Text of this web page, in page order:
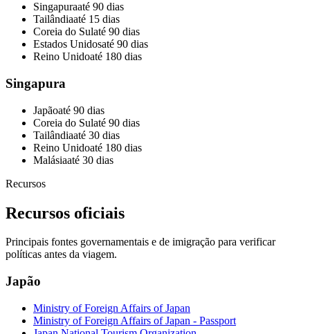
Singapuraaté 90 dias
Tailândiaaté 15 dias
Coreia do Sulaté 90 dias
Estados Unidosaté 90 dias
Reino Unidoaté 180 dias
Singapura
Japãoaté 90 dias
Coreia do Sulaté 90 dias
Tailândiaaté 30 dias
Reino Unidoaté 180 dias
Malásiaaté 30 dias
Recursos
Recursos oficiais
Principais fontes governamentais e de imigração para verificar
políticas antes da viagem.
Japão
Ministry of Foreign Affairs of Japan
Ministry of Foreign Affairs of Japan - Passport